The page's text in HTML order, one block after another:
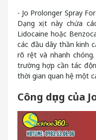
- Jo Prolonger Spray
Dạng xịt này chứa
Lidocaine hoặc
các đầu dây thần kinh
rõ rệt và nhanh
trường hợp cần tác
thời gian quan hệ một
Công dụng của